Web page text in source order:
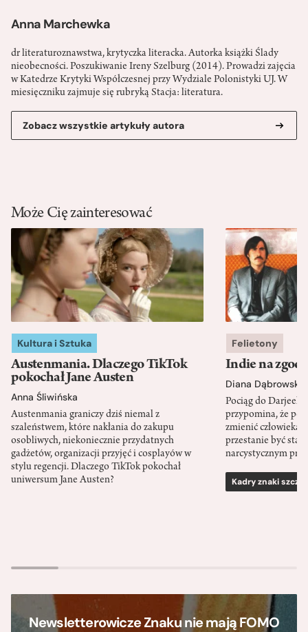
Anna Marchewka
dr literaturoznawstwa, krytyczka literacka. Autorka książki Ślady
nieobecności. Poszukiwanie Ireny Szelburg (2014). Prowadzi zajęcia
w Katedrze Krytyki Współczesnej przy Wydziale Polonistyki UJ. W
miesięczniku zajmuje się rubryką Stacja: literatura.
Zobacz wszystkie artykuły autora
Może Cię zainteresować
Kultura i Sztuka
Austenmania. Dlaczego TikTok
pokochał Jane Austen
Anna Śliwińska
Austenmania graniczy dziś niemal z
szaleństwem, które nakłania do zakupu
osobliwych, niekoniecznie przydatnych
gadżetów, organizacji przyjęć i cosplayów w
stylu regencji. Dlaczego TikTok pokochał
uniwersum Jane Austen?
Felietony
Indie na
Diana Dąbrowska
Pociąg do
przypomina, że
zmienić człowieka
przestanie być
narcystycznym
Kadry znaki
Newsletterowicze Znaku nie mają FOMO